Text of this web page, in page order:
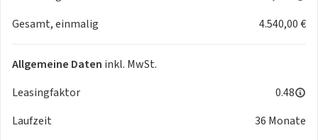
Rosé gold Met. 7,00 €
Onyx schwarz 5,00 €
Celestial blau 7,00 €
Panoramadach (feststehend) 7,00 €
Gesamt, einmalig
4.540,00 €
Allgemeine Daten inkl. MwSt.
Leasingfaktor
0.48
Laufzeit
36 Monate